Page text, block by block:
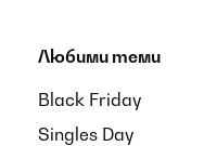
Любими теми
Black Friday
Singles Day